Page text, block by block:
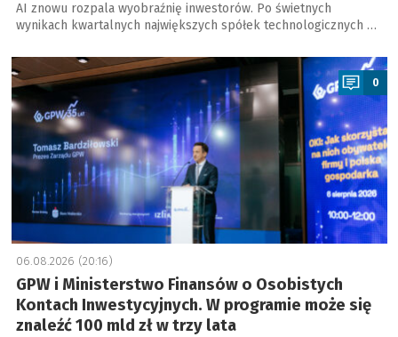
AI znowu rozpala wyobraźnię inwestorów. Po świetnych
wynikach kwartalnych największych spółek technologicznych …
a
0
06.08.2026 (20:16)
GPW i Ministerstwo Finansów o Osobistych
Kontach Inwestycyjnych. W programie może się
znaleźć 100 mld zł w trzy lata